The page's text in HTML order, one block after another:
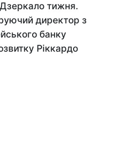
тижня.
директор з
банку
Ріккардо